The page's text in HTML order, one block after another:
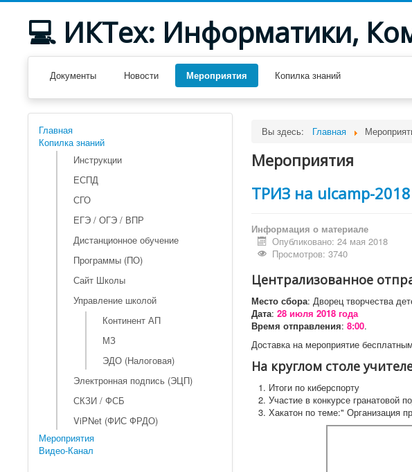
💻 ИКТех: Информатики,
Документы Новости Мероприятия Копилка знаний
Главная
Копилка знаний
Инструкции
ЕСПД
СГО
ЕГЭ / ОГЭ / ВПР
Дистанционное обучение
Программы (ПО)
Сайт Школы
Управление школой
Континент АП
МЗ
ЭДО (Налоговая)
Электронная подпись (ЭЦП)
СКЗИ / ФСБ
ViPNet (ФИС ФРДО)
Мероприятия
Видео-Канал
Вы здесь: Главная
Мероприятия
ТРИЗ на ulcamp-
Информация о материале
Опубликовано: 24 мая 2018
Просмотров: 3740
Централизованное
Место сбора: Дворец творчества
Дата: 28 июля 2018 года
Время отправления: 8:00.
Доставка на мероприятие
На круглом столе
Итоги по киберспорту
Участие в конкурсе гранатовой
Хакатон по теме:" Организация